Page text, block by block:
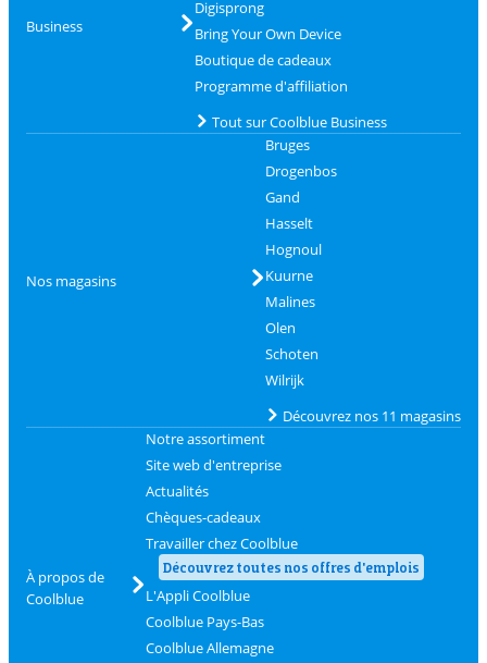
Business
Digisprong
Bring Your Own Device
Boutique de cadeaux
Programme d'affiliation
Tout sur Coolblue Business
Nos magasins
Bruges
Drogenbos
Gand
Hasselt
Hognoul
Kuurne
Malines
Olen
Schoten
Wilrijk
Découvrez nos 11 magasins
À propos de
Coolblue
Notre assortiment
Site web d'entreprise
Actualités
Chèques-cadeaux
Travailler chez Coolblue
Découvrez toutes nos offres d'emplois
L'Appli Coolblue
Coolblue Pays-Bas
Coolblue Allemagne